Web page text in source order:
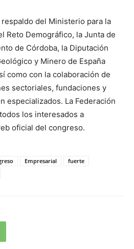
del Ministerio para la
Reto Demográfico, la Junta de
de Córdoba, la Diputación
y Minero de España
como con la colaboración de
sectoriales, fundaciones y
especializados. La Federación
los interesados a
oficial del congreso.
Empresarial
fuerte